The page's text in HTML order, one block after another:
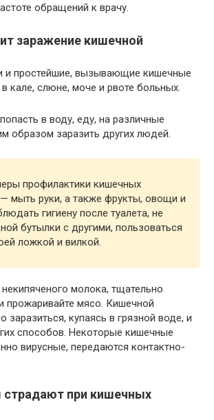
обращений к врачу.
заражение кишечной
и простейшие, вызывающие кишечные
кале, слюне, моче и рвоте больных.
в воду, еду, на различные
образом заразить других людей.
профилактики кишечных
мыть руки, а также фрукты, овощи и
гигиену после туалета, не
бутылки с другими, пользоваться
ложкой и вилкой.
молока, тщательно
прожаривайте мясо. Кишечной
купаясь в грязной воде, и
способов. Некоторые кишечные
вирусные, передаются контактно-
страдают при кишечных